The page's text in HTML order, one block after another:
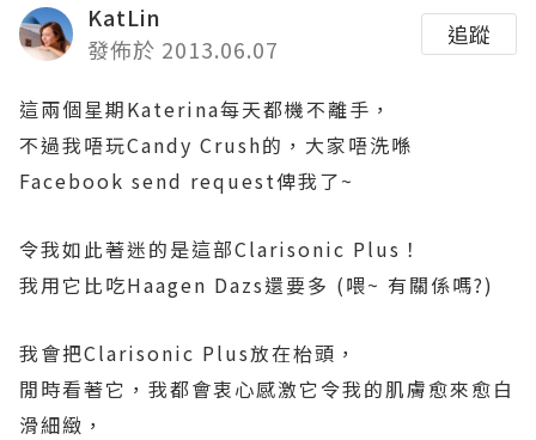
KatLin
發佈於 2013.06.07
追蹤
這兩個星期Katerina每天都機不離手，
不過我唔玩Candy Crush的，大家唔洗喺
Facebook send request俾我了~
令我如此著迷的是這部Clarisonic Plus！
我用它比吃Haagen Dazs還要多 (喂~ 有關係嗎?)
我會把Clarisonic Plus放在枱頭，
閒時看著它，我都會衷心感激它令我的肌膚愈來愈白
滑細緻，